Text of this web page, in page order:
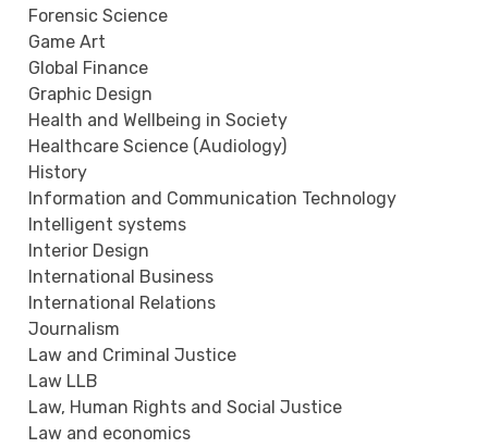
Forensic Science
Game Art
Global Finance
Graphic Design
Health and Wellbeing in Society
Healthcare Science (Audiology)
History
Information and Communication Technology
Intelligent systems
Interior Design
International Business
International Relations
Journalism
Law and Criminal Justice
Law LLB
Law, Human Rights and Social Justice
Law and economics